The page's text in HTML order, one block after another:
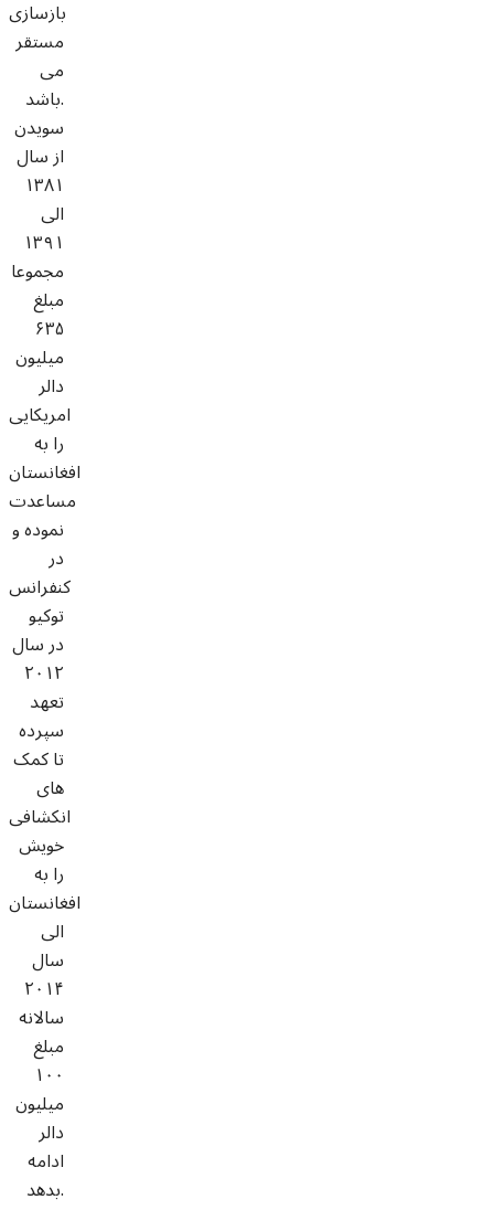
بازسازی
مستقر
می
باشد.
سویدن
از سال
۱۳۸۱
الی
۱۳۹۱
مجموعا
مبلغ
۶۳۵
میلیون
دالر
امریکایی
را به
افغانستان
مساعدت
نموده و
در
کنفرانس
توکیو
در سال
۲۰۱۲
تعهد
سپرده
تا کمک
های
انکشافی
خویش
را به
افغانستان
الی
سال
۲۰۱۴
سالانه
مبلغ
۱۰۰
میلیون
دالر
ادامه
بدهد.